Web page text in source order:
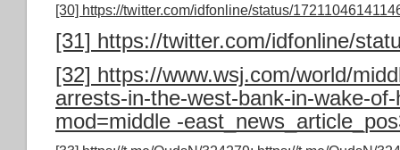
[30] https://twitter.com/idfonline/status/
[31] https://twitter.com/idfonline/
[32] https://www.wsj.com/world/
arrests-in-the-west-bank-in-wake-
mod=middle -